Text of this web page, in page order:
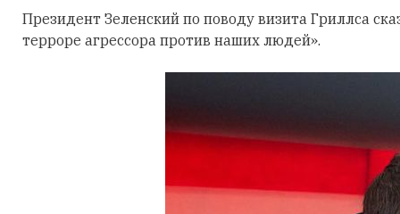
Президент Зеленский по поводу визита Гриллса
терроре агрессора против наших людей».